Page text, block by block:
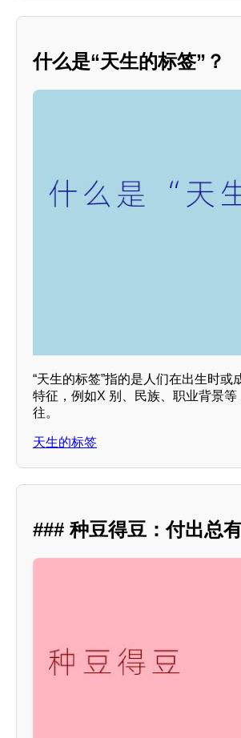
什么是“天生的标签”？
“天生的标签”指的是人们在出生时
特征，例如X 别、民族、职业背景
往。
天生的标签
### 种豆得豆：付出总